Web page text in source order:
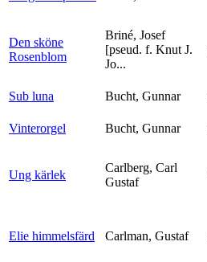
Den sköne
Rosenblom
Briné, Josef
[pseud. f. Knut J.
Jo...
Sub luna Bucht, Gunnar
Vinterorgel Bucht, Gunnar
Ung kärlek
Carlberg, Carl
Gustaf
Elie himmelsfärd Carlman, Gustaf